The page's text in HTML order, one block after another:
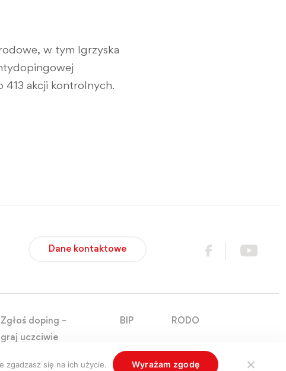
w tym Igrzyska
413 akcji kontrolnych.
Dane kontaktowe
Zgłoś doping –
graj uczciwie
BIP RODO
zgadzasz się na ich użycie. Wyrażam zgodę